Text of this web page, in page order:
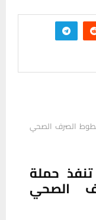
الصرف الصحي
حملة
الصحي